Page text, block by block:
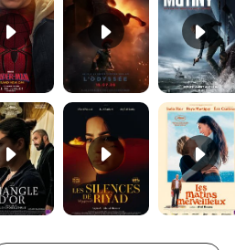
Les Silences de Riyad Bande-annonce VO STFR Les Matins merveilleux Bande-annonce VF